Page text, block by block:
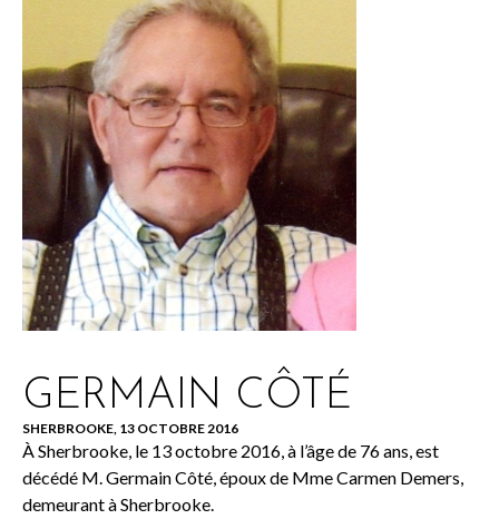
GERMAIN CÔTÉ
SHERBROOKE, 13 OCTOBRE 2016
À Sherbrooke, le 13 octobre 2016, à l’âge de 76 ans, est
décédé M. Germain Côté, époux de Mme Carmen Demers,
demeurant à Sherbrooke.